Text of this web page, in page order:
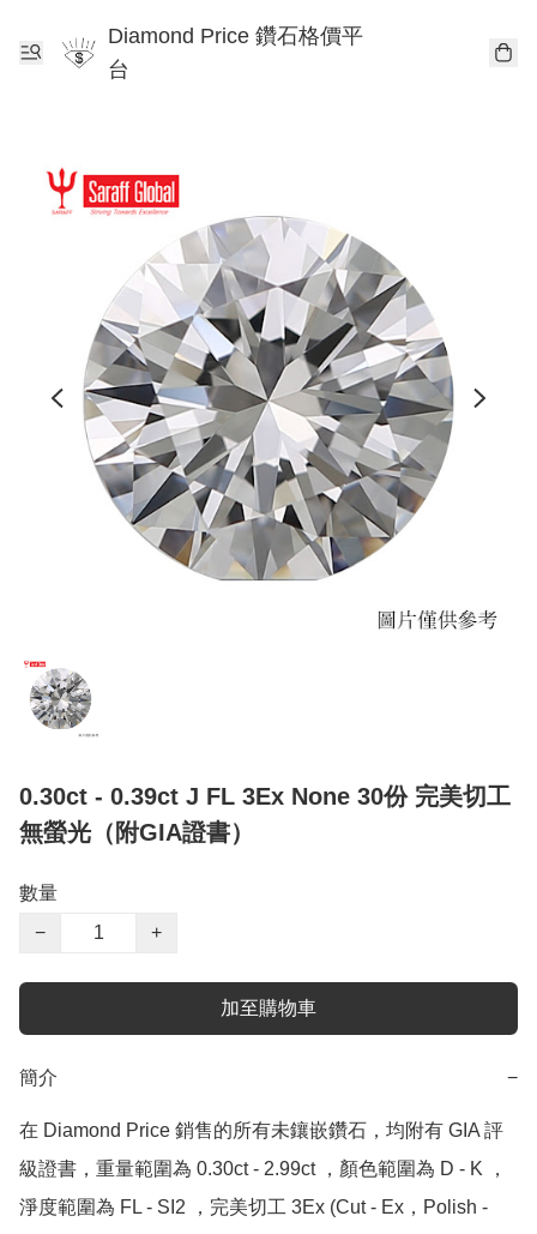
Diamond Price 鑽石格價平
台
0.30ct - 0.39ct J FL 3Ex None 30份 完美切工
無螢光（附GIA證書）
數量
−
+
加至購物車
簡介 −
在 Diamond Price 銷售的所有未鑲嵌鑽石，均附有 GIA 評
級證書，重量範圍為 0.30ct - 2.99ct ，顏色範圍為 D - K ，
淨度範圍為 FL - SI2 ，完美切工 3Ex (Cut - Ex，Polish -